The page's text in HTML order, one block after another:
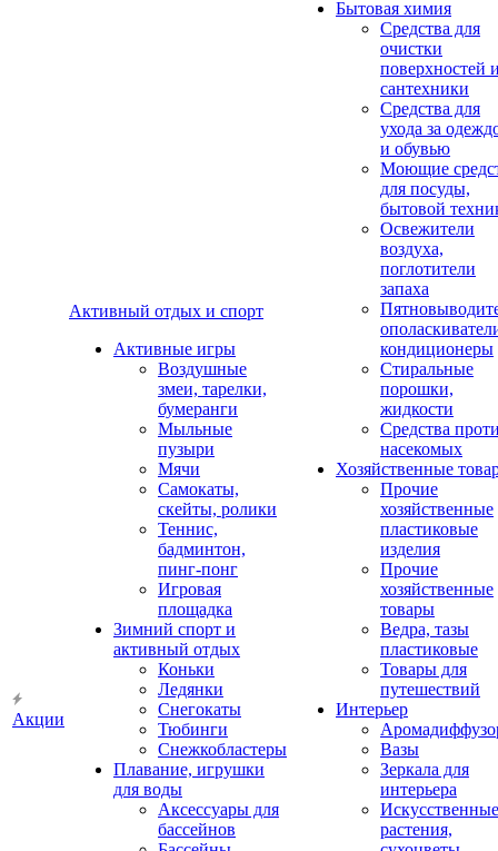
Акции
Активный отдых и спорт
Активные игры
Воздушные
змеи, тарелки,
бумеранги
Мыльные
пузыри
Мячи
Самокаты,
скейты, ролики
Теннис,
бадминтон,
пинг-понг
Игровая
площадка
Зимний спорт и
активный отдых
Коньки
Ледянки
Снегокаты
Тюбинги
Снежкобластеры
Плавание, игрушки
для воды
Аксессуары для
бассейнов
Бытовая химия
Средства для
очистки
поверхностей
сантехники
Средства для
ухода за
и обувью
Моющие
для посуды,
бытовой
Освежители
воздуха,
поглотители
запаха
кондиционеры
Стиральные
порошки,
жидкости
Средства
насекомых
Хозяйственные
Прочие
хозяйственные
пластиковые
изделия
Прочие
хозяйственные
товары
Ведра, тазы
пластиковые
Товары для
путешествий
Интерьер
Вазы
Зеркала для
интерьера
Искусственные
растения,